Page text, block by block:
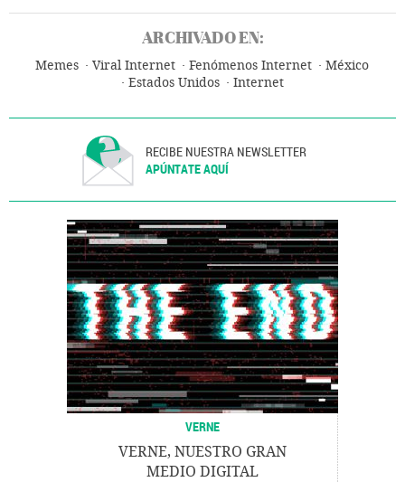
ARCHIVADO EN:
Memes Viral Internet Fenómenos Internet
México
Estados Unidos
Internet
RECIBE NUESTRA NEWSLETTER
APÚNTATE AQUÍ
VERNE
VERNE, NUESTRO GRAN
MEDIO DIGITAL